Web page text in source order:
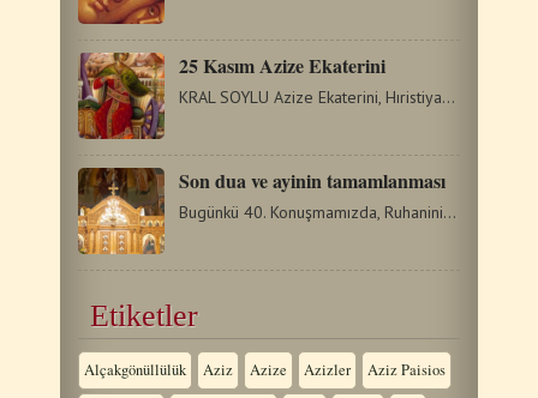
25 Kasım Azize Ekaterini
KRAL SOYLU Azize Ekaterini, Hıristiyanlar tarafından en çok…
Son dua ve ayinin tamamlanması
Bugünkü 40. Konuşmamızda, Ruhaninin cemaati mübarek kılmak…
Etiketler
Alçakgönüllülük Aziz Azize Azizler Aziz Paisios